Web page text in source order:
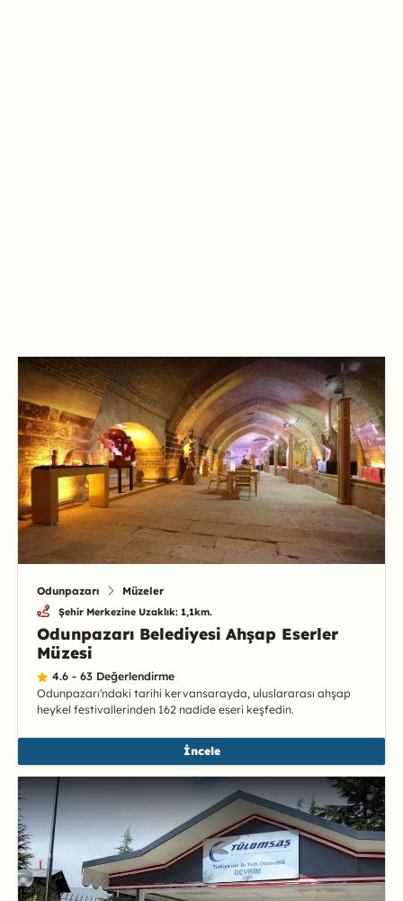
Odunpazarı Müzeler
Şehir Merkezine Uzaklık: 1,1km.
Odunpazarı Belediyesi Ahşap Eserler
Müzesi
4.6 - 63 Değerlendirme
Odunpazarı'ndaki tarihi kervansarayda, uluslararası ahşap
heykel festivallerinden 162 nadide eseri keşfedin.
İncele